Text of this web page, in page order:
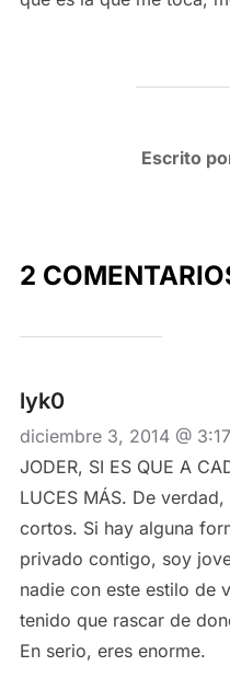
AUTOR DE
Escrito
2
lyk0
diciembre 3, 2014 @
JODER, SI ES QUE A
LUCES MÁS. De
cortos. Si hay alguna
privado contigo, soy
nadie con este estilo de
tenido que rascar de
En serio, eres enorme.